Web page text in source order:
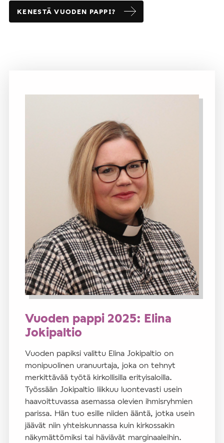
KENESTÄ VUODEN PAPPI?
Vuoden pappi 2025: Elina
Jokipaltio
Vuoden papiksi valittu Elina Jokipaltio on
monipuolinen uranuurtaja, joka on tehnyt
merkittävää työtä kirkollisilla erityisaloilla.
Työssään Jokipaltio liikkuu luontevasti usein
haavoittuvassa asemassa olevien ihmisryhmien
parissa. Hän tuo esille niiden ääntä, jotka usein
jäävät niin yhteiskunnassa kuin kirkossakin
näkymättömiksi tai häviävät marginaaleihin.